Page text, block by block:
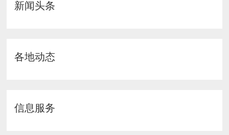
新闻头条
各地动态
信息服务